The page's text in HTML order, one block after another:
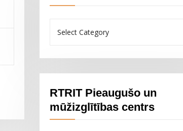
pēc
RTRIT Pieaugušo un
mūžizglītības centrs